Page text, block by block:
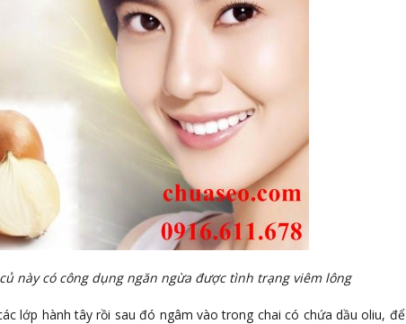
này có công dụng ngăn ngừa được tình trạng viêm lông
lớp hành tây rồi sau đó ngâm vào trong chai có chứa dầu oliu,